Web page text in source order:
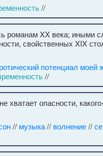
//
романам XX века; иными
свойственных XIX
потенциал моей
//
хватает опасности,
// музыка// волнение//